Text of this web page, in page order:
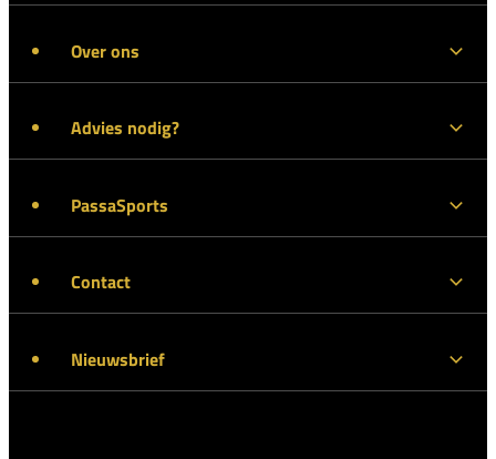
Over ons
Advies nodig?
PassaSports
Contact
Nieuwsbrief